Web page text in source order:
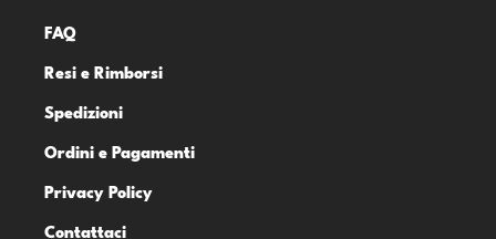
FAQ
Resi e Rimborsi
Spedizioni
Ordini e Pagamenti
Privacy Policy
Contattaci